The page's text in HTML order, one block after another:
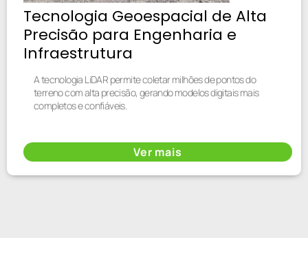
Tecnologia Geoespacial de Alta
Precisão para Engenharia e
Infraestrutura
A tecnologia LiDAR permite coletar milhões de pontos do
terreno com alta precisão, gerando modelos digitais mais
completos e confiáveis.
Ver mais